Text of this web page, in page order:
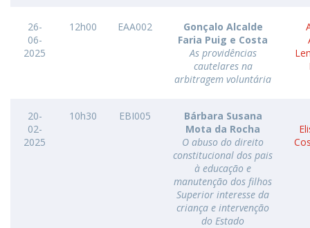
26-
06-
2025
12h00 EAA002
Gonçalo Alcalde
Faria Puig e Costa
As providências
cautelares na
arbitragem voluntária
20-
02-
2025
10h30 EBI005
Bárbara Susana
Mota da Rocha
O abuso do direito
constitucional dos pais
à educação e
manutenção dos filhos
Superior interesse da
criança e intervenção
do Estado